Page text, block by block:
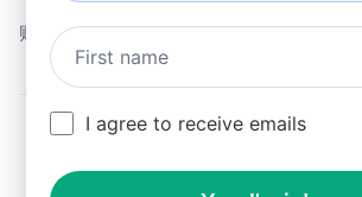
账单条款 (en)
All logos, trademarks, and registered
I agree to receive emails